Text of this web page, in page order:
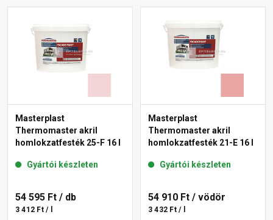
Masterplast
Thermomaster akril
homlokzatfesték 25-F 16 l
Gyártói készleten
54 595 Ft / db
3 412 Ft / l
Masterplast
Thermomaster akril
homlokzatfesték 21-E 16 l
Gyártói készleten
54 910 Ft / vödör
3 432 Ft / l